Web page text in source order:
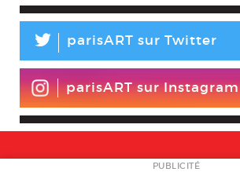
L parisART sur Twitter
parisART sur Instagram
NEWSLETTER
PUBLICITÉ